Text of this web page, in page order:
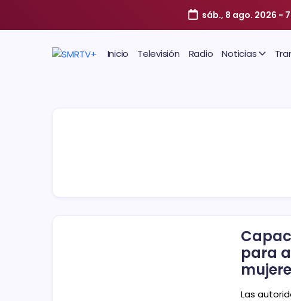
sáb., 8 ago. 2026 -
Inicio Televisión Radio Noticias
para
Las